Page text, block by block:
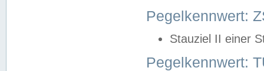
Pegelkennwert:
Stauziel II einer
Pegelkennwert: